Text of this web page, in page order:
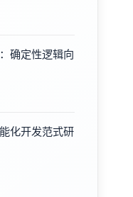
确定性逻辑向
化开发范式研